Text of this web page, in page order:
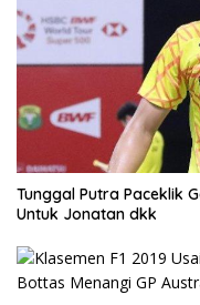
Tunggal Putra Paceklik
Untuk Jonatan dkk